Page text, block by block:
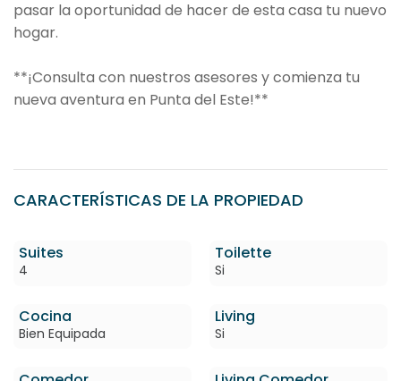
pasar la oportunidad de hacer de esta casa tu nuevo
hogar.
**¡Consulta con nuestros asesores y comienza tu
nueva aventura en Punta del Este!**
CARACTERÍSTICAS DE LA PROPIEDAD
Suites
4
Toilette
Si
Cocina
Bien Equipada
Living
Si